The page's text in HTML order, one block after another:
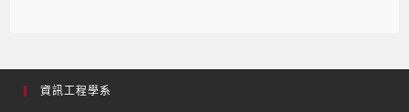
資訊工程學系